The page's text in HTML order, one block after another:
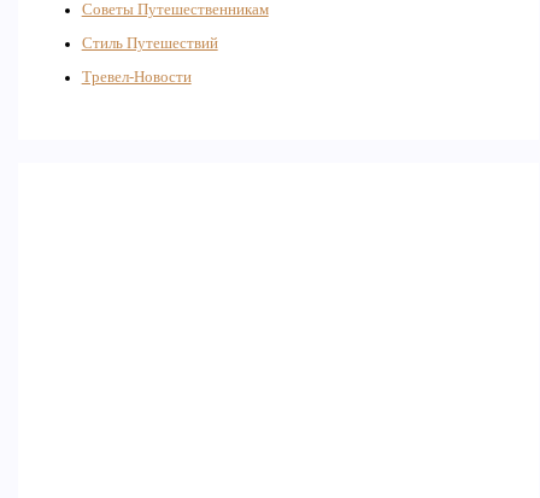
Советы Путешественникам
Стиль Путешествий
Тревел-Новости